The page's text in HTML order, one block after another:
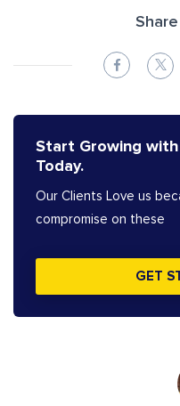
Start Growing
Today.
Our Clients Love us
compromise on these
GET